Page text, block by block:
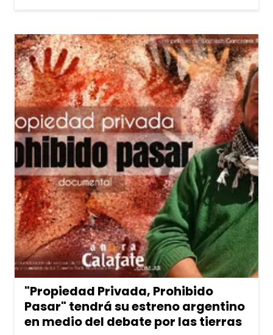
"Propiedad Privada, Prohibido
Pasar" tendrá su estreno argentino
en medio del debate por las tierras